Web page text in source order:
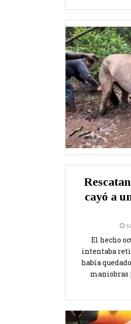
cayó a
El hecho
intentaba
había
maniobras